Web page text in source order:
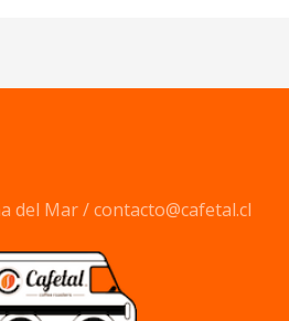
del Mar /contacto@cafetal.cl